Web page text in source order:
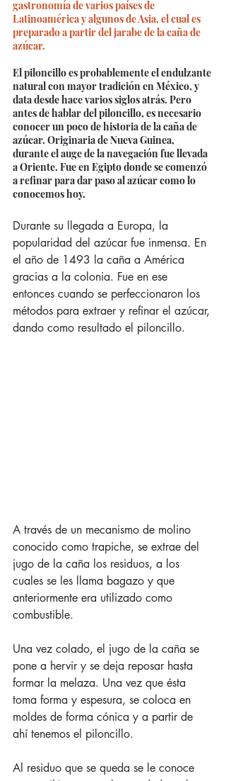
gastronomía de varios países de
Latinoamérica y algunos de Asia, el cual es
preparado a partir del jarabe de la caña de
azúcar.
El piloncillo es probablemente el endulzante
natural con mayor tradición en México, y
data desde hace varios siglos atrás. Pero
antes de hablar del piloncillo, es necesario
conocer un poco de historia de la caña de
azúcar. Originaria de Nueva Guinea,
durante el auge de la navegación fue llevada
a Oriente. Fue en Egipto donde se comenzó
a refinar para dar paso al azúcar como lo
conocemos hoy.
Durante su llegada a Europa, la
popularidad del azúcar fue inmensa. En
el año de 1493 la caña a América
gracias a la colonia. Fue en ese
entonces cuando se perfeccionaron los
métodos para extraer y refinar el azúcar,
dando como resultado el piloncillo.
A través de un mecanismo de molino
conocido como trapiche, se extrae del
jugo de la caña los residuos, a los
cuales se les llama bagazo y que
anteriormente era utilizado como
combustible.
Una vez colado, el jugo de la caña se
pone a hervir y se deja reposar hasta
formar la melaza. Una vez que ésta
toma forma y espesura, se coloca en
moldes de forma cónica y a partir de
ahí tenemos el piloncillo.
Al residuo que se queda se le conoce